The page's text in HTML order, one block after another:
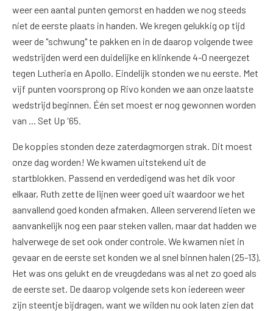
weer een aantal punten gemorst en hadden we nog steeds
niet de eerste plaats in handen. We kregen gelukkig op tijd
weer de "schwung" te pakken en in de daarop volgende twee
wedstrijden werd een duidelijke en klinkende 4-0 neergezet
tegen Lutheria en Apollo. Eindelijk stonden we nu eerste. Met
vijf punten voorsprong op Rivo konden we aan onze laatste
wedstrijd beginnen. Één set moest er nog gewonnen worden
van ... Set Up '65.
De koppies stonden deze zaterdagmorgen strak. Dit moest
onze dag worden! We kwamen uitstekend uit de
startblokken. Passend en verdedigend was het dik voor
elkaar, Ruth zette de lijnen weer goed uit waardoor we het
aanvallend goed konden afmaken. Alleen serverend lieten we
aanvankelijk nog een paar steken vallen, maar dat hadden we
halverwege de set ook onder controle. We kwamen niet in
gevaar en de eerste set konden we al snel binnen halen (25-13).
Het was ons gelukt en de vreugdedans was al net zo goed als
de eerste set. De daarop volgende sets kon iedereen weer
zijn steentje bijdragen, want we wilden nu ook laten zien dat